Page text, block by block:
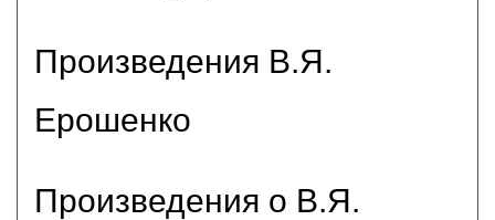
Произведения В.Я.
Ерошенко
Произведения о В.Я.